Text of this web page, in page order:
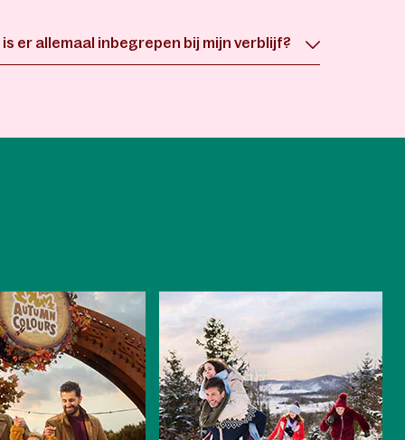
is er allemaal inbegrepen bij mijn verblijf?